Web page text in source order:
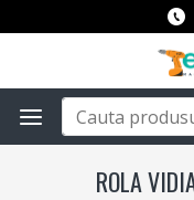
ROLA